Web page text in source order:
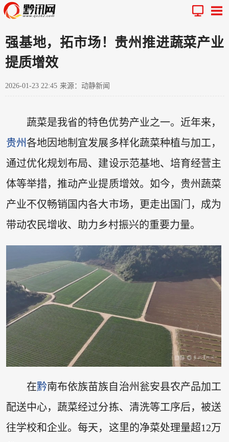
强基地，拓市场！贵州推进蔬菜产业
提质增效
2026-01-23 22:45 来源：动静新闻
蔬菜是我省的特色优势产业之一。近年来，
贵州各地因地制宜发展多样化蔬菜种植与加工，
通过优化规划布局、建设示范基地、培育经营主
体等举措，推动产业提质增效。如今，贵州蔬菜
产业不仅畅销国内各大市场，更走出国门，成为
带动农民增收、助力乡村振兴的重要力量。
在黔南布依族苗族自治州瓮安县农产品加工
配送中心，蔬菜经过分拣、清洗等工序后，被送
往学校和企业。每天，这里的净菜处理量超12万